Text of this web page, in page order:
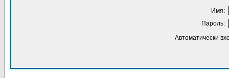
Имя:
Пароль:
Автоматически